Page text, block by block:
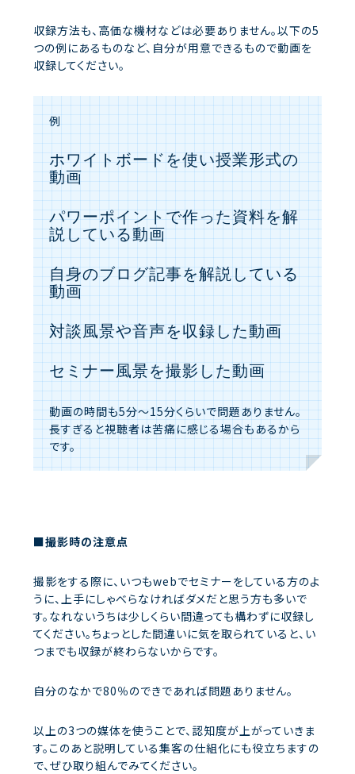
収録方法も、高価な機材などは必要ありません。以下の5
つの例にあるものなど、自分が用意できるもので動画を
収録してください。
例
ホワイトボードを使い授業形式の
動画
パワーポイントで作った資料を解
説している動画
自身のブログ記事を解説している
動画
対談風景や音声を収録した動画
セミナー風景を撮影した動画
動画の時間も5分～15分くらいで問題ありません。
長すぎると視聴者は苦痛に感じる場合もあるから
です。
■撮影時の注意点
撮影をする際に、いつもwebでセミナーをしている方のよ
うに、上手にしゃべらなければダメだと思う方も多いで
す。なれないうちは少しくらい間違っても構わずに収録し
てください。ちょっとした間違いに気を取られていると、い
つまでも収録が終わらないからです。
自分のなかで80％のできであれば問題ありません。
以上の3つの媒体を使うことで、認知度が上がっていきま
す。このあと説明している集客の仕組化にも役立ちますの
で、ぜひ取り組んでみてください。